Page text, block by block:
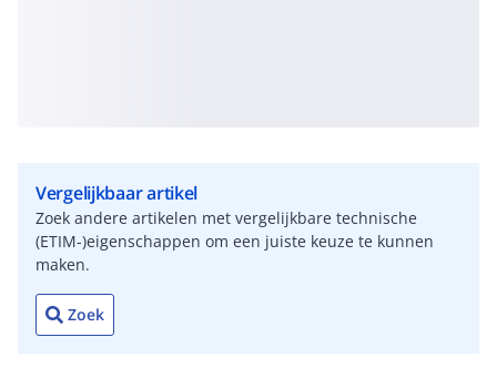
Vergelijkbaar artikel
Zoek andere artikelen met vergelijkbare technische
(ETIM-)eigenschappen om een juiste keuze te kunnen
maken.
Zoek